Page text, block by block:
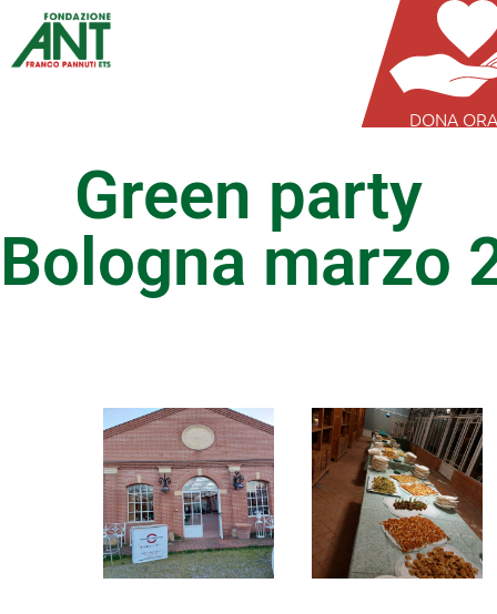
DONA
Green party
Bologna marzo